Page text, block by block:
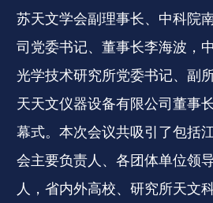
苏天文学会副理事长、中科院
司党委书记、董事长李海波，
光学技术研究所党委书记、副
天天文仪器设备有限公司董事
幕式。本次会议共吸引了包括
会主要负责人、各团体单位领
人，省内外高校、研究所天文